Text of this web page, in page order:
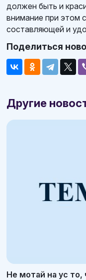
должен быть и
внимание при этом
составляющей и
Поделиться
Другие
Не мотай на ус